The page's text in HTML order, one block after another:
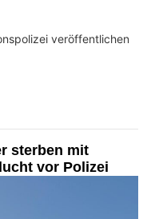
veröffentlichen
sterben mit
vor Polizei